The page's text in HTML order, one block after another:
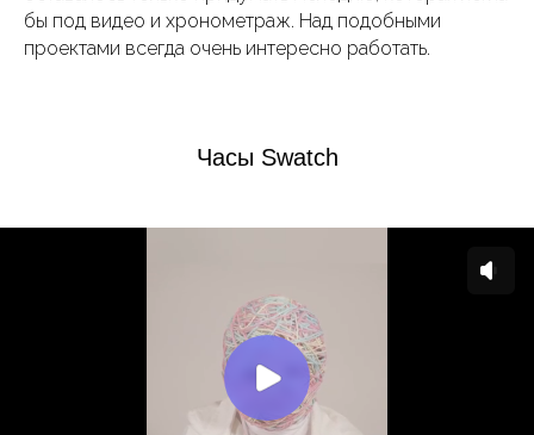
бы под видео и хронометраж. Над подобными
проектами всегда очень интересно работать.
Часы Swatch